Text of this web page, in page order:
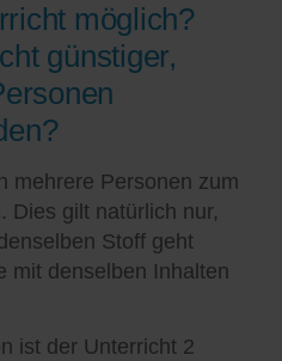
möglich?
günstiger,
mehrere Personen zum
Dies gilt natürlich nur,
Stoff geht
mit denselben Inhalten
ist der Unterricht 2